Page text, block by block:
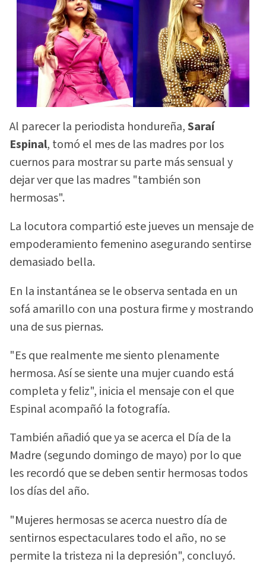
Al parecer la periodista hondureña,Saraí
Espinal, tomó el mes de las madres por los
cuernos para mostrar su parte más sensual y
dejar ver que las madres "también son
hermosas".
La locutora compartió este jueves un mensaje de
empoderamiento femenino asegurando sentirse
demasiado bella.
En la instantánea se le observa sentada en un
sofá amarillo con una postura firme y mostrando
una de sus piernas.
"Es que realmente me siento plenamente
hermosa. Así se siente una mujer cuando está
completa y feliz", inicia el mensaje con el que
Espinal acompañó la fotografía.
También añadió que ya se acerca el Día de la
Madre (segundo domingo de mayo) por lo que
les recordó que se deben sentir hermosas todos
los días del año.
"Mujeres hermosas se acerca nuestro día de
sentirnos espectaculares todo el año, no se
permite la tristeza ni la depresión", concluyó.